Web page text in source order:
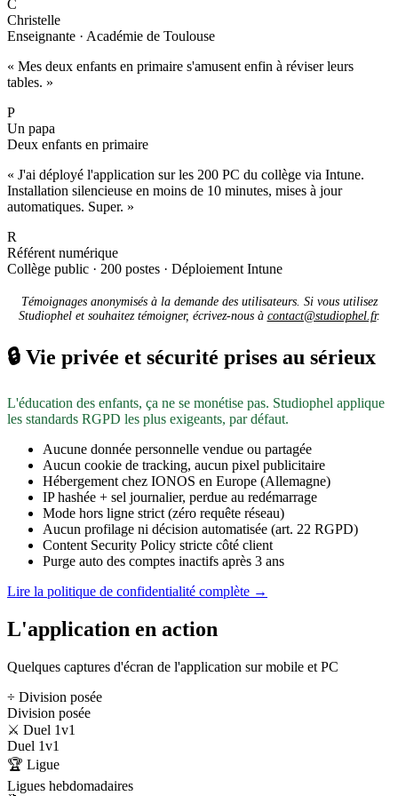
C
Christelle
Enseignante · Académie de Toulouse
« Mes deux enfants en primaire s'amusent enfin à réviser leurs
tables. »
P
Un papa
Deux enfants en primaire
« J'ai déployé l'application sur les 200 PC du collège via Intune.
Installation silencieuse en moins de 10 minutes, mises à jour
automatiques. Super. »
R
Référent numérique
Collège public · 200 postes · Déploiement Intune
Témoignages anonymisés à la demande des utilisateurs. Si vous utilisez
Studiophel et souhaitez témoigner, écrivez-nous à contact@studiophel.fr.
🔒 Vie privée et sécurité prises au sérieux
L'éducation des enfants, ça ne se monétise pas. Studiophel applique
les standards RGPD les plus exigeants, par défaut.
Aucune donnée personnelle vendue ou partagée
Aucun cookie de tracking, aucun pixel publicitaire
Hébergement chez IONOS en Europe (Allemagne)
IP hashée + sel journalier, perdue au redémarrage
Mode hors ligne strict (zéro requête réseau)
Aucun profilage ni décision automatisée (art. 22 RGPD)
Content Security Policy stricte côté client
Purge auto des comptes inactifs après 3 ans
Lire la politique de confidentialité complète →
L'application en action
Quelques captures d'écran de l'application sur mobile et PC
÷ Division posée
Division posée
⚔️ Duel 1v1
Duel 1v1
🏆 Ligue
Ligues hebdomadaires